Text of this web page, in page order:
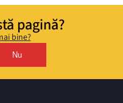
pagină?
bine?
Nu